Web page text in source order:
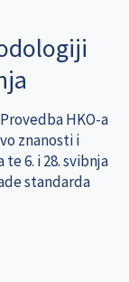
HKO-a
znanosti i
6. i 28. svibnja
standarda